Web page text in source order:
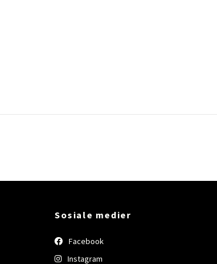
Sosiale medier
Facebook
Instagram